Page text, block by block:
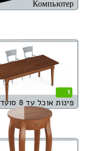
Компьютер
1
פינות אוכל עד 8 סועדים